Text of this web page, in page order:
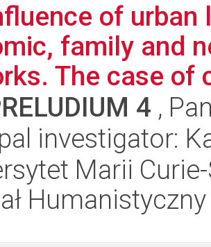
of
family and
The case of
4 ,
investigator:
Marii
Humanistyczny